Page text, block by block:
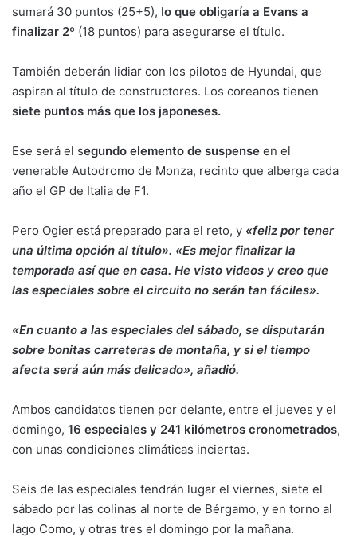
sumará 30 puntos (25+5), lo que obligaría a Evans a
finalizar 2º (18 puntos) para asegurarse el título.
También deberán lidiar con los pilotos de Hyundai, que
aspiran al título de constructores. Los coreanos tienen
siete puntos más que los japoneses.
Ese será el segundo elemento de suspense en el
venerable Autodromo de Monza, recinto que alberga cada
año el GP de Italia de F1.
Pero Ogier está preparado para el reto, y «feliz por tener
una última opción al título». «Es mejor finalizar la
temporada así que en casa. He visto videos y creo que
las especiales sobre el circuito no serán tan fáciles».
«En cuanto a las especiales del sábado, se disputarán
sobre bonitas carreteras de montaña, y si el tiempo
afecta será aún más delicado», añadió.
Ambos candidatos tienen por delante, entre el jueves y el
domingo, 16 especiales y 241 kilómetros cronometrados,
con unas condiciones climáticas inciertas.
Seis de las especiales tendrán lugar el viernes, siete el
sábado por las colinas al norte de Bérgamo, y en torno al
lago Como, y otras tres el domingo por la mañana.